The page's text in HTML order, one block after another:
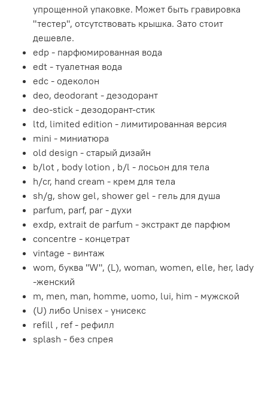
упрощенной упаковке. Может быть гравировка
"тестер", отсутствовать крышка. Зато стоит
дешевле.
edp - парфюмированная вода
edt - туалетная вода
edc - одеколон
deo, deodorant - дезодорант
deo-stick - дезодорант-стик
ltd, limited edition - лимитированная версия
mini - миниатюра
old design - старый дизайн
b/lot , body lotion , b/l - лосьон для тела
h/cr, hand cream - крем для тела
sh/g, show gel, shower gel - гель для душа
parfum, parf, par - духи
exdp, extrait de parfum - экстракт де парфюм
concentre - концетрат
vintage - винтаж
wom, буква "W", (L), woman, women, elle, her, lady
-женский
m, men, man, homme, uomo, lui, him - мужской
(U) либо Unisex - унисекс
refill , ref - рефилл
splash - без спрея